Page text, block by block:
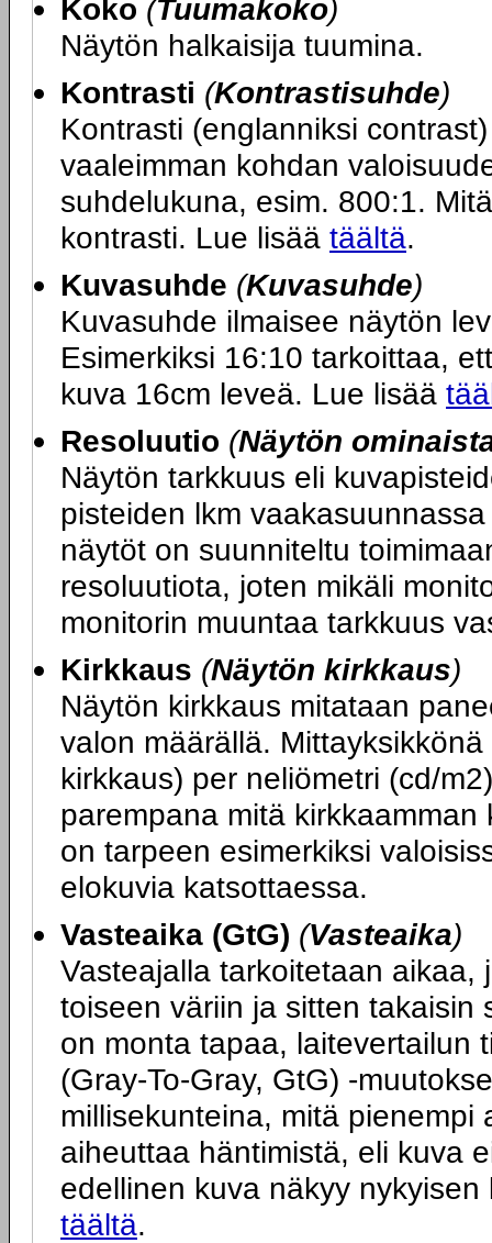
Koko (Tuumakoko)
Näytön halkaisija tuumina.
Kontrasti (Kontrastisuhde)
Kontrasti (englanniksi
vaaleimman kohdan
suhdelukuna, esim. 800:1.
kontrasti. Lue lisää täältä.
Kuvasuhde (Kuvasuhde)
Kuvasuhde ilmaisee näytön
Esimerkiksi 16:10 tarkoittaa,
kuva 16cm leveä. Lue lisää
Resoluutio (Näytön
Näytön tarkkuus eli
pisteiden lkm
näytöt on suunniteltu
resoluutiota, joten mikäli
monitorin muuntaa tarkkuus
Kirkkaus (Näytön kirkkaus)
Näytön kirkkaus mitataan
valon määrällä.
kirkkaus) per neliömetri (cd/
parempana mitä
on tarpeen esimerkiksi
elokuvia katsottaessa.
Vasteaika (GtG) (Vasteaika)
Vasteajalla tarkoitetaan aikaa,
toiseen väriin ja sitten takaisin
on monta tapaa, laitevertailun
(Gray-To-Gray, GtG) -
millisekunteina, mitä
aiheuttaa häntimistä, eli kuva
edellinen kuva näkyy
täältä.